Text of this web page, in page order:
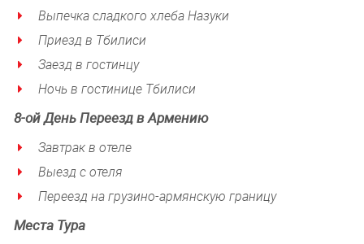
Выпечка сладкого хлеба Назуки
Приезд в Тбилиси
Заезд в гостинцу
Ночь в гостинице Тбилиси
8-ойДеньПереезд в Армению
Завтрак в отеле
Выезд с отеля
Переезд на грузино-армянскую границу
Места Тура